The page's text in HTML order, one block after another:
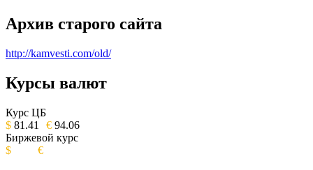
Архив старого сайта
http://kamvesti.com/old/
ОБЩЕСТВЕННО-ПОЛИТИЧЕСКОЕ
ИЗДАНИЕ КАМЧАТСКОГО КРАЯ.
Курсы валют
Курс ЦБ
$ 81.41 € 94.06
Биржевой курс
$
€